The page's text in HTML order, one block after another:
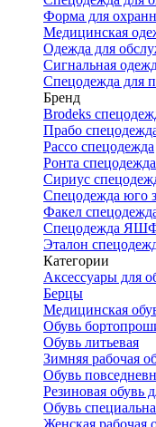
Форма для
Медицинская
Одежда для
Сигнальная
Спецодежда для
Бренд
Brodeks
Прабо
Рассо спецодежда
Ронта
Сириус
Спецодежда юго
Факел
Спецодежда ЯШФ
Эталон
Категории
Аксессуары для
Берцы
Медицинская
Обувь
Обувь литьевая
Зимняя рабочая
Обувь
Резиновая обувь
Обувь
Женская рабочая